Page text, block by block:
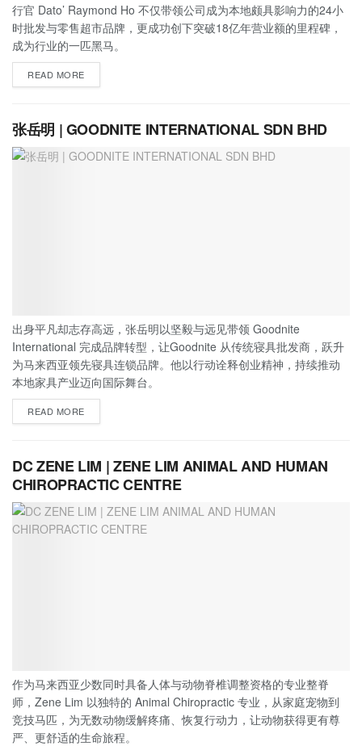
行官 Dato’ Raymond Ho 不仅带领公司成为本地颇具影响力的24小
时批发与零售超市品牌，更成功创下突破18亿年营业额的里程碑，
成为行业的一匹黑马。
READ MORE
张岳明 | GOODNITE INTERNATIONAL SDN BHD
出身平凡却志存高远，张岳明以坚毅与远见带领 Goodnite
International 完成品牌转型，让Goodnite 从传统寝具批发商，跃升
为马来西亚领先寝具连锁品牌。他以行动诠释创业精神，持续推动
本地家具产业迈向国际舞台。
READ MORE
DC ZENE LIM | ZENE LIM ANIMAL AND HUMAN
CHIROPRACTIC CENTRE
作为马来西亚少数同时具备人体与动物脊椎调整资格的专业整脊
师，Zene Lim 以独特的 Animal Chiropractic 专业，从家庭宠物到
竞技马匹，为无数动物缓解疼痛、恢复行动力，让动物获得更有尊
严、更舒适的生命旅程。